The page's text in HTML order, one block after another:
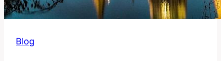
Blog